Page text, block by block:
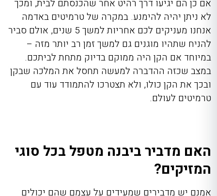
אם כן הם יגיעו דרך רהיט אחר שהכנסתם לבית, ומכך
לא ניתן יהיה להימנע. במקרה של טרמיטים באדמה
אנחנו מעניקים לכם אחריות למשך 5 שנים, אולם סביר
להניח שתהיו מוגנים גם למשך זמן רב יותר מזה –
במיוחד אם הקן היה ממוקם בדיוק מתחת לביתכם.
במצב שכזה ההדברה למעשה תחסל את המלכה שבקן
ובכך את הקן כולו, ולא תצטרכו להתמודד עוד עם
טרמיטים לעולם.
האם מדביר ביבנה מטפל בכל סוגי
המזיקים?
אמנם יש מדבירים שמעידים על עצמם שהם יכולים